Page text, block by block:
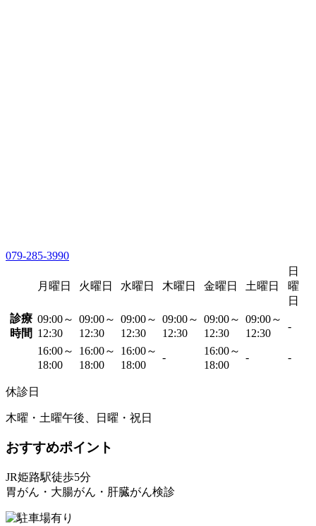
079-285-3990
月曜日 火曜日 水曜日 木曜日 金曜日 土曜日
日
曜
日
診療
時間
09:00～
12:30
09:00～
12:30
09:00～
12:30
09:00～
12:30
09:00～
12:30
09:00～
12:30
-
16:00～
18:00
16:00～
18:00
16:00～
18:00
-
16:00～
18:00
- -
休診日
木曜・土曜午後、日曜・祝日
おすすめポイント
JR姫路駅徒歩5分
胃がん・大腸がん・肝臓がん検診